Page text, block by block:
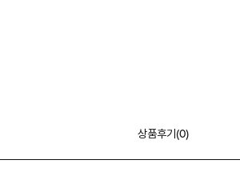
상품후기(0)